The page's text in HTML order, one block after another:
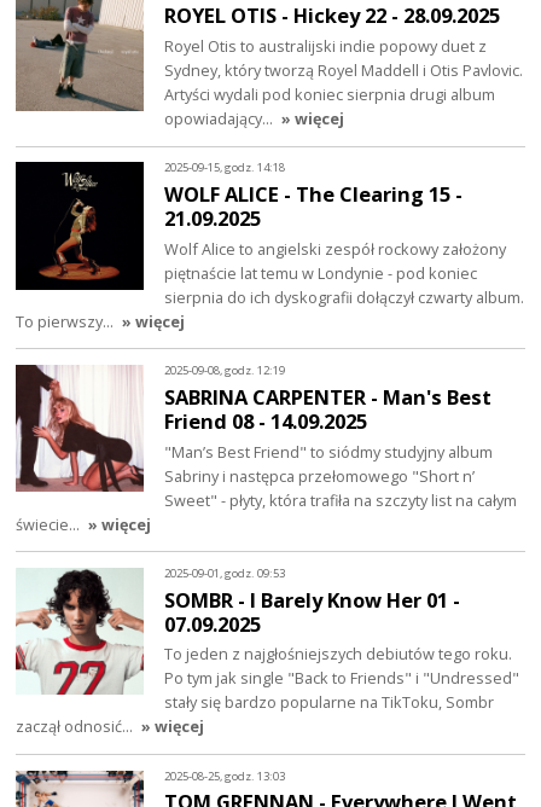
ROYEL OTIS - Hickey 22 - 28.09.2025
Royel Otis to australijski indie popowy duet z
Sydney, który tworzą Royel Maddell i Otis Pavlovic.
Artyści wydali pod koniec sierpnia drugi album
opowiadający… » więcej
2025-09-15, godz. 14:18
WOLF ALICE - The Clearing 15 -
21.09.2025
Wolf Alice to angielski zespół rockowy założony
piętnaście lat temu w Londynie - pod koniec
sierpnia do ich dyskografii dołączył czwarty album.
To pierwszy… » więcej
2025-09-08, godz. 12:19
SABRINA CARPENTER - Man's Best
Friend 08 - 14.09.2025
"Man’s Best Friend" to siódmy studyjny album
Sabriny i następca przełomowego "Short n’
Sweet" - płyty, która trafiła na szczyty list na całym
świecie… » więcej
2025-09-01, godz. 09:53
SOMBR - I Barely Know Her 01 -
07.09.2025
To jeden z najgłośniejszych debiutów tego roku.
Po tym jak single "Back to Friends" i "Undressed"
stały się bardzo popularne na TikToku, Sombr
zaczął odnosić… » więcej
2025-08-25, godz. 13:03